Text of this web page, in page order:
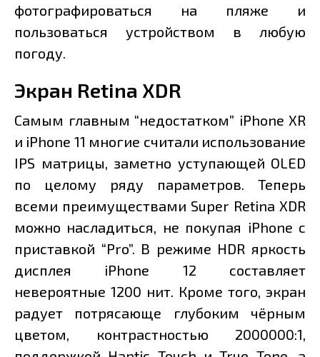
фотографироваться на пляже и
пользоваться устройством в любую
погоду.
Экран Retina XDR
Самым главным “недостатком” iPhone XR
и iPhone 11 многие считали использование
IPS матрицы, заметно уступающей OLED
по целому ряду параметров. Теперь
всеми преимуществами Super Retina XDR
можно насладиться, не покупая iPhone с
приставкой “Pro”. В режиме HDR яркость
дисплея iPhone 12 составляет
невероятные 1200 нит. Кроме того, экран
радует потрясающе глубоким чёрным
цветом, контрастностью 2000000:1,